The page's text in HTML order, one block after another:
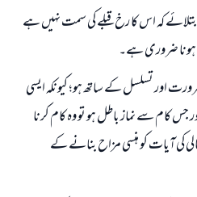
کہ اس کا رخ قبلے کی سمت نہیں ہے
ہونا ضروری ہے۔
اور تسلسل کے ساتھ ہو؛ کیونکہ ایسی
کام سے نماز باطل ہو تو وہ کام کرنا
کی آیات کو ہنسی مزاح بنانے کے